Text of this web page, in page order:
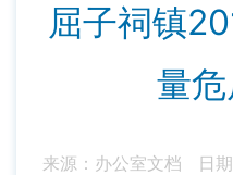
屈子祠镇
量
来源：办公室文档
日